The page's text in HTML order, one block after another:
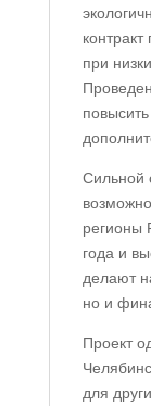
при
Сильной
регионы
года и
делают
но и
Проект
для